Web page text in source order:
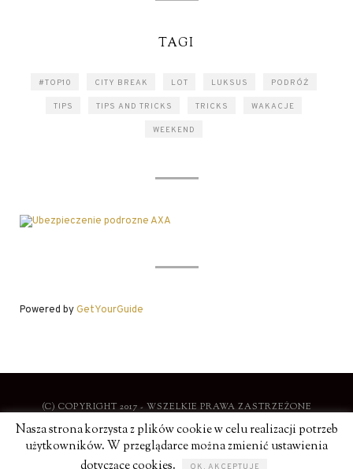
TAGI
#TOP10 CITY BREAK LOT LUKSUS PODRÓŻ
TIPS TIPS AND TRICKS TRICKS WAKACJE
WEEKEND
Powered byGetYourGuide
(C) COPYRIGHT 2017 - WSZELKIE PRAWA ZASTRZEŻONE
STYLOWE PODRÓŻE |
Nasza strona korzysta z plików cookie w celu realizacji potrzeb
użytkowników. W przeglądarce można zmienić ustawienia